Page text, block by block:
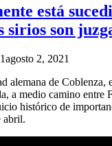
está
son
agosto 2, 2021
alemana de Coblenza,
a medio camino entre
histórico de
abril.